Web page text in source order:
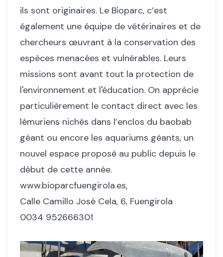
ils sont originaires. Le Bioparc, c’est
également une équipe de vétérinaires et de
chercheurs œuvrant à la conservation des
espèces menacées et vulnérables. Leurs
missions sont avant tout la protection de
l'environnement et l'éducation. On apprécie
particulièrement le contact direct avec les
lémuriens nichés dans l’enclos du baobab
géant ou encore les aquariums géants, un
nouvel espace proposé au public depuis le
début de cette année.
www.bioparcfuengirola.es,
Calle Camillo José Cela, 6, Fuengirola
0034 952666301